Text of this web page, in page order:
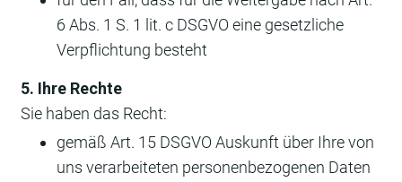
6 Abs. 1 S. 1 lit. c DSGVO eine gesetzliche
Verpflichtung besteht
5. Ihre Rechte
Sie haben das Recht:
gemäß Art. 15 DSGVO Auskunft über Ihre von
uns verarbeiteten personenbezogenen Daten